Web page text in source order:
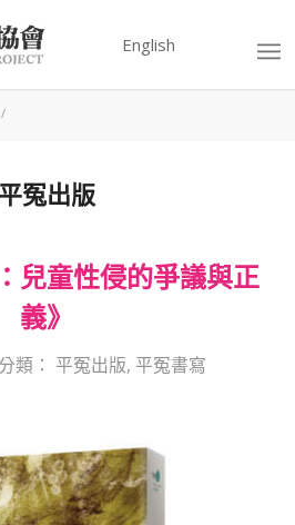
English
/
平冤出版
兒童性侵的爭議與正
義》
分類： 平冤出版, 平冤書寫